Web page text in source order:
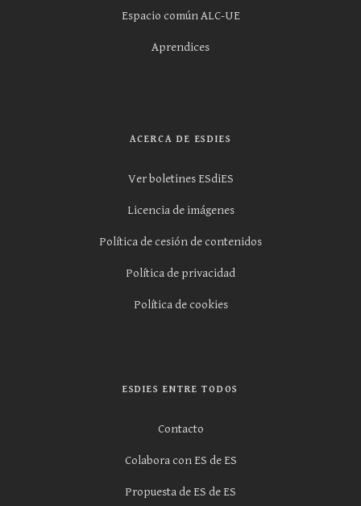
Espacio común ALC-UE
Aprendices
ACERCA DE ESDIES
Ver boletines ESdiES
Licencia de imágenes
Política de cesión de contenidos
Política de privacidad
Política de cookies
ESDIES ENTRE TODOS
Contacto
Colabora con ES de ES
Propuesta de ES de ES